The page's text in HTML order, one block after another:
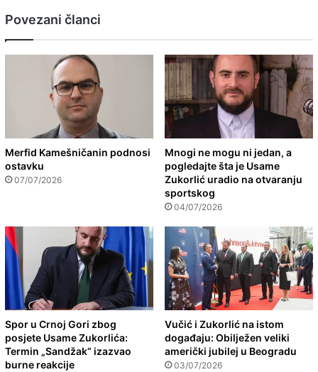
Povezani članci
Merfid Kamešničanin podnosi
ostavku
07/07/2026
Mnogi ne mogu ni jedan, a
pogledajte šta je Usame
Zukorlić uradio na otvaranju
sportskog
04/07/2026
Spor u Crnoj Gori zbog
posjete Usame Zukorlića:
Termin „Sandžak“ izazvao
burne reakcije
Vučić i Zukorlić na istom
događaju: Obilježen veliki
američki jubilej u Beogradu
03/07/2026